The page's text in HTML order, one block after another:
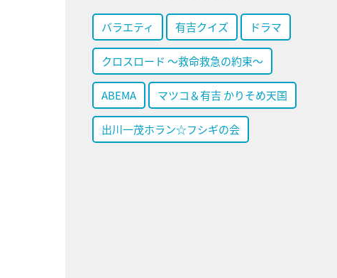
バラエティ 有吉クイズ ドラマ
クロスロード ～救命救急の約束～
ABEMA マツコ＆有吉 かりそめ天国
出川一茂ホラン☆フシギの会